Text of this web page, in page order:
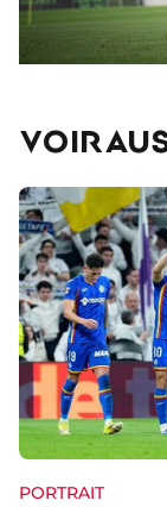
VOIR
PORTRAIT